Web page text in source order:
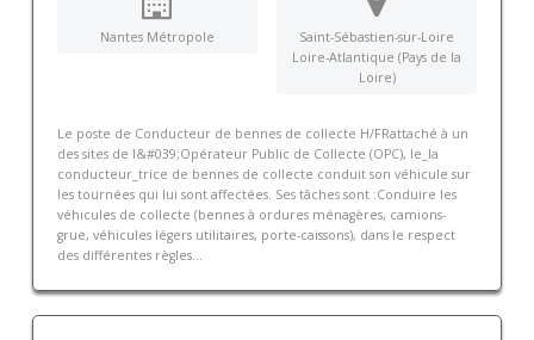
Nantes Métropole
Saint-Sébastien-sur-Loire
Loire-Atlantique (Pays de la
Loire)
Le poste de Conducteur de bennes de collecte H/FRattaché à un
des sites de l&#039;Opérateur Public de Collecte (OPC), le_la
conducteur_trice de bennes de collecte conduit son véhicule sur
les tournées qui lui sont affectées. Ses tâches sont :Conduire les
véhicules de collecte (bennes à ordures ménagères, camions-
grue, véhicules légers utilitaires, porte-caissons), dans le respect
des différentes règles...